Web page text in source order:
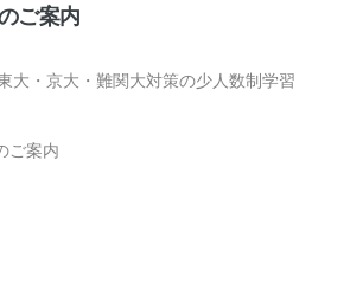
ご案内
大・京大・難関大対策の少人数制学習
ご案内